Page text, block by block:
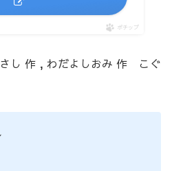
ポチップ
し 作 , わだよしおみ 作 こぐ